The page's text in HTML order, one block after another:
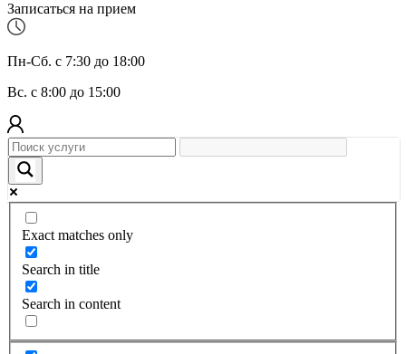
Записаться на прием
Пн-Сб. с 7:30 до 18:00
Вс. с 8:00 до 15:00
Exact matches only
Search in title
Search in content